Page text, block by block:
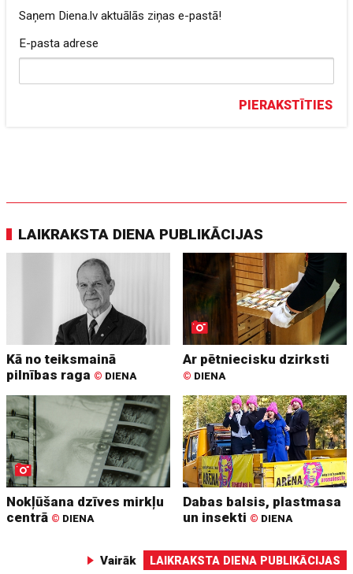
Saņem Diena.lv aktuālās ziņas e-pastā!
E-pasta adrese
PIERAKSTĪTIES
LAIKRAKSTA DIENA PUBLIKĀCIJAS
Kā no teiksmainā
pilnības raga © DIENA
Ar pētniecisku dzirksti
© DIENA
Nokļūšana dzīves mirkļu
centrā © DIENA
Dabas balsis, plastmasa
un insekti © DIENA
Vairāk LAIKRAKSTA DIENA PUBLIKĀCIJAS